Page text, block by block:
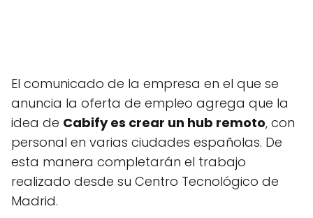
El comunicado de la empresa en el que se
anuncia la oferta de empleo agrega que la
idea de Cabify es crear un hub remoto, con
personal en varias ciudades españolas. De
esta manera completarán el trabajo
realizado desde su Centro Tecnológico de
Madrid.